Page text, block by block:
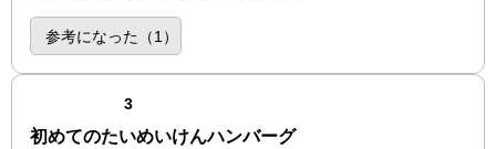
参考になった（1 ）
3点（3点満点中）
初めてのたいめいけんハンバーグ